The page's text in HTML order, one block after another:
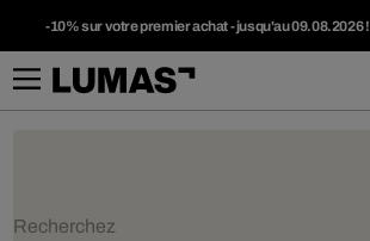
-10% sur votre premier achat - jusqu'au 09.08.2026 !